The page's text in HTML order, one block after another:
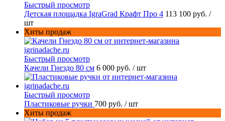
Быстрый просмотр
Детская площадка IgraGrad Крафт Про 4 113 100 руб. /
шт
Хиты продаж
Быстрый просмотр
Качели Гнездо 80 см 6 000 руб. / шт
Быстрый просмотр
Пластиковые ручки 700 руб. / шт
Хиты продаж